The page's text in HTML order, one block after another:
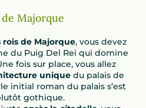
Majorque
rois de Majorque, vous devez
du Puig Del Rei qui domine
fois sur place, vous allez
unique du palais de
initial roman du palais s’est
gothique.